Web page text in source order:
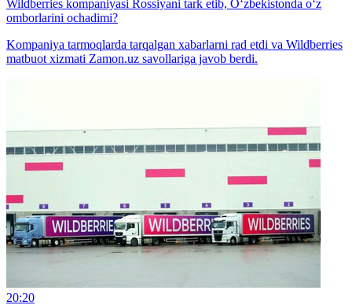
Wildberries kompaniyasi Rossiyani tark etib, O‘zbekistonda o‘z
omborlarini ochadimi?
Kompaniya tarmoqlarda tarqalgan xabarlarni rad etdi va Wildberries
matbuot xizmati Zamon.uz savollariga javob berdi.
20:20